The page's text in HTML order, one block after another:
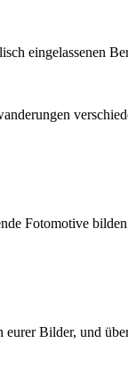
eingelassenen
Fotomotive
Bilder, und